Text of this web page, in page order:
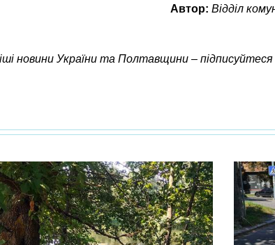
Автор: Відділ
новини України та Полтавщини –